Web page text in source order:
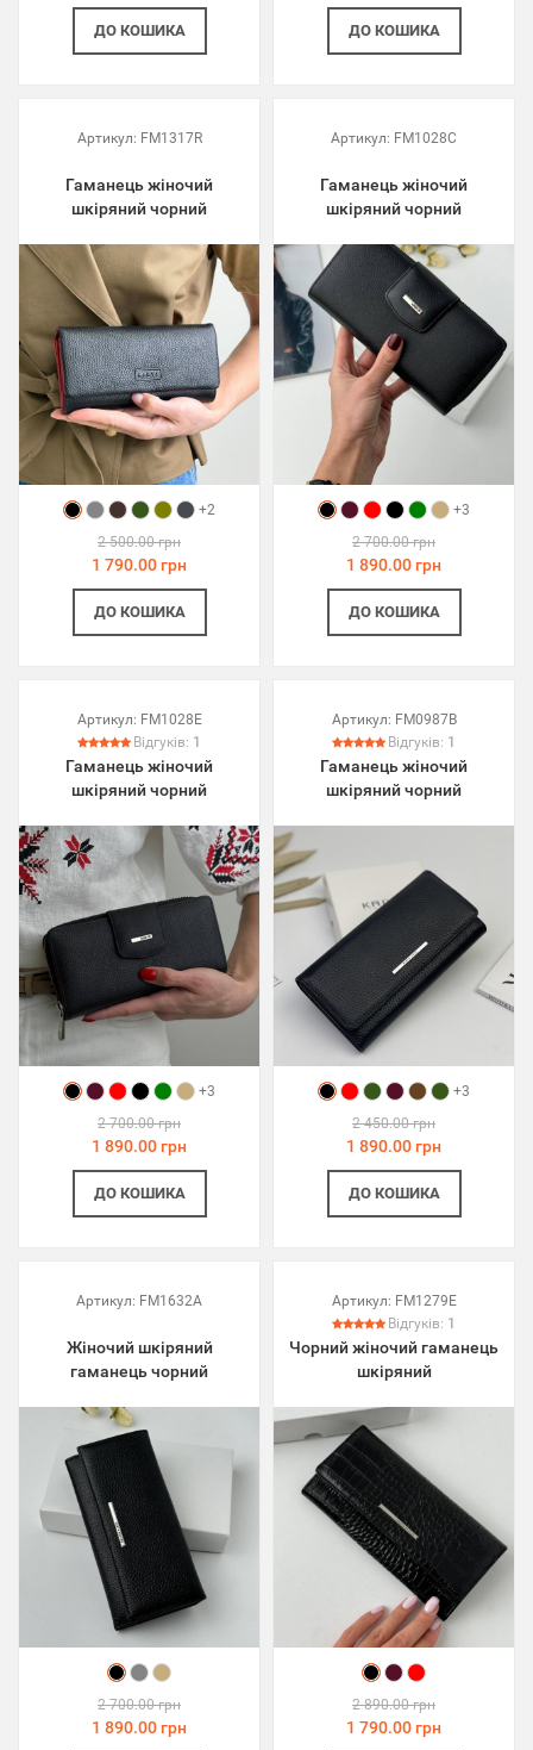
ДО КОШИКА ДО КОШИКА
Артикул: FM1317R
Гаманець жіночий
шкіряний чорний
+2
2 500.00 грн
1 790.00 грн
ДО КОШИКА
Артикул: FM1028C
Гаманець жіночий
шкіряний чорний
+3
2 700.00 грн
1 890.00 грн
ДО КОШИКА
Артикул: FM1028E
Відгуків: 1
Гаманець жіночий
шкіряний чорний
+3
2 700.00 грн
1 890.00 грн
ДО КОШИКА
Артикул: FM0987B
Відгуків: 1
Гаманець жіночий
шкіряний чорний
+3
2 450.00 грн
1 890.00 грн
ДО КОШИКА
Артикул: FM1632A
Жіночий шкіряний
гаманець чорний
2 700.00 грн
1 890.00 грн
Артикул: FM1279E
Відгуків: 1
Чорний жіночий гаманець
шкіряний
2 890.00 грн
1 790.00 грн